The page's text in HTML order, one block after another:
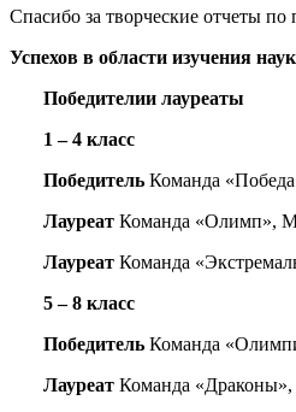
Спасибо за творческие отчеты
Успехов в области изучения
Победителии лауреаты
1 – 4 класс
Победитель Команда
Лауреат Команда «Олимп»,
Лауреат Команда
5 – 8 класс
Победитель Команда
ЛауреатКоманда